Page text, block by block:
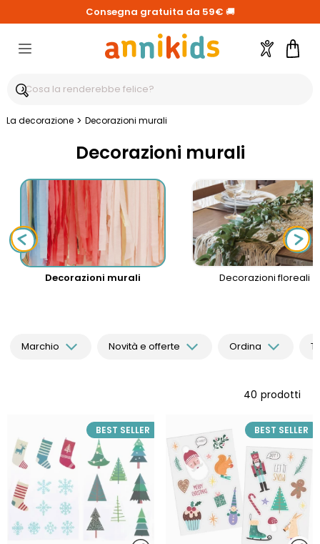
Consegna gratuita da 59€ 🚚
Account
La decorazione > Decorazioni murali
Decorazioni murali
Decorazioni murali Decorazioni floreali
Marchio Novità e offerte Ordina
40 prodotti
BEST SELLER BEST SELLER